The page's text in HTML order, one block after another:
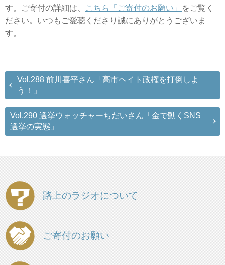
す。ご寄付の詳細は、
こちら「ご寄付のお願い」
をご覧く
ださい。いつもご愛聴くださり誠にありがとうございま
す。
Vol.288 前川喜平さん「高市ヘイト政権を打倒しよ
う！」
Vol.290 選挙ウォッチャーちだいさん「金で動くSNS
選挙の実態」
路上のラジオについて
ご寄付のお願い